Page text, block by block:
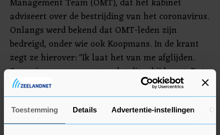
Toestemming Details Advertentie-instellingen
adviseert over de bestrijding van het coronavirus.
Onlangs werd bekend dat OMT-leden zijn
bedreigd, onder wie ook Koopmans. In de krant
zegt ze hierover: "Ik laat het van me afglijden.
Sommige mensen zeggen dat dit erbij hoort. Dat
vind ik niet, die bedreigingen zijn niet oké. Maar
in het besef dat het een heel selectief deel van de
mensheid is dat zich daar zo roert, probeer ik er
niet naar te kijken."